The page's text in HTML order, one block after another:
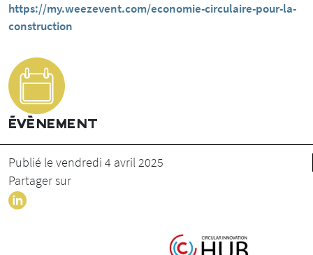
https://my.weezevent.com/economie-circulaire-pour-la-
construction
ÉVÈNEMENT
Publié le vendredi 4 avril 2025
Partager sur